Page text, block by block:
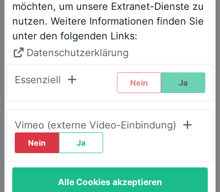
entsprechend angepasst. Bitte führen
Sie daher folgende Schritte durch,
wenn Sie diesen Text zum ersten Mal
sehen, um weiterhin vollen Zugriff zu
haben:
Klicken Sie oben rechts auf den Reiter
„LOGIN AWS+“.
Geben Sie dort Ihre E-Mail-Adresse
ein.
Wählen Sie die Option „Passwort
vergessen“.
Sie erhalten umgehend eine E-Mail mit
möchten, um unsere Extranet-Dienste zu
nutzen. Weitere Informationen finden Sie
unter den folgenden Links:
Datenschutzerklärung
Essenziell Nein Ja
Vimeo (externe Video-Einbindung)
Nein Ja
Alle Cookies akzeptieren